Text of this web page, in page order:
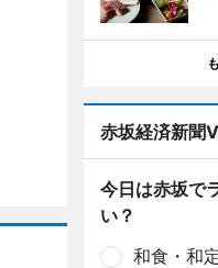
赤坂経済新聞
今日は赤坂で
い？
和食・和